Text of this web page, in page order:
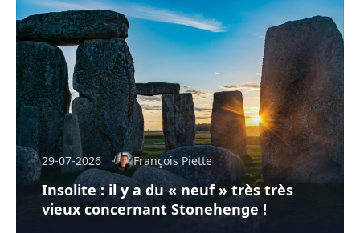
29-07-2026 François Piette
Insolite : il y a du « neuf » très très
vieux concernant Stonehenge !